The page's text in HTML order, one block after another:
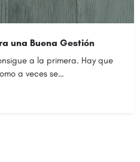
una Buena Gestión
a la primera. Hay que
a veces se…